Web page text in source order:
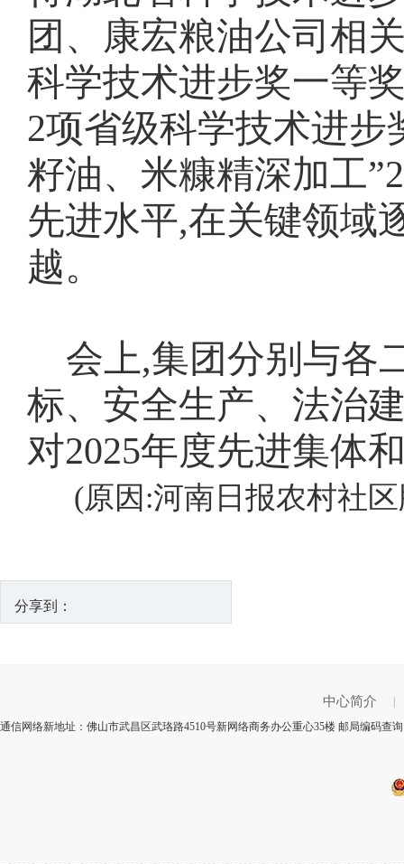
团、康宏粮油公司相
科学技术进步奖一等
2项省级科学技术进步
籽油、米糠精深加工
先进水平,在关键领域
越。
会上,集团分别与各
标、安全生产、法治
对2025年度先进集体
(原因:河南日报农村社
分享到：
中心简介
通信网络新地址：佛山市武昌区武珞路4510号新网络商务办公重心35楼 邮局编码查